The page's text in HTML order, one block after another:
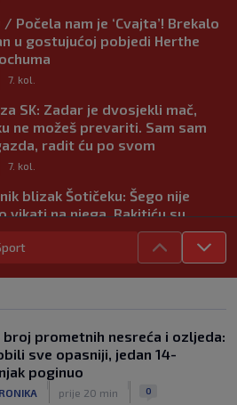
/ Počela nam je ‘Cvajta’! Brekalo
u gostujućoj pobjedi Herthe
7. kol.
SK: Zadar je dvosjekli mač,
ne možeš prevariti. Sam sam
radit ću po svom
7. kol.
blizak Šotičeku: Šego nije
vikati na njega, Rakitiću su
svi bili dinamovci…
7. kol.
koje su države uz Infantina,
7. kol.
želi ekspresno u SHNL! Bara
doveo pojačanje iz Schalkea
broj prometnih nesreća i ozljeda:
sve opasniji, jedan 14-
poginuo
prije 20 min 0